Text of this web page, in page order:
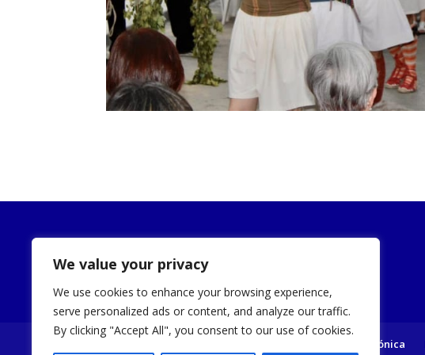
We value your privacy
We use cookies to enhance your browsing experience,
serve personalized ads or content, and analyze our traffic.
By clicking "Accept All", you consent to our use of cookies.
Publicidad
Sede Electrónica